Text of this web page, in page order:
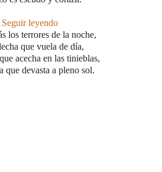
Seguir leyendo
los terrores de la noche,
que vuela de día,
acecha en las tinieblas,
que devasta a pleno sol.